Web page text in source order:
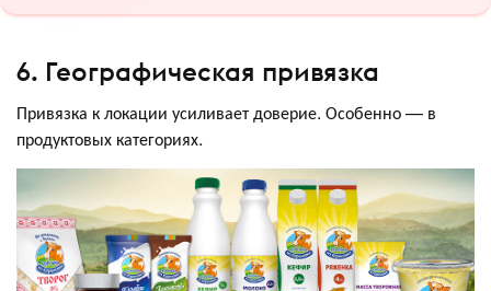
6. Географическая привязка
Привязка к локации усиливает доверие. Особенно — в
продуктовых категориях.